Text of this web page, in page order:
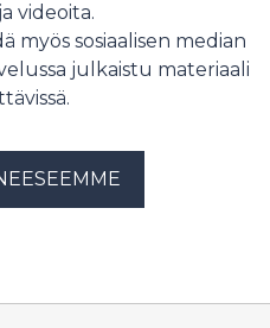
videoita.
myös sosiaalisen median
julkaistu materiaali